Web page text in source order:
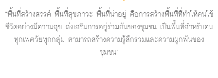
“พื้นที่สร้างสรรค์ พื้นที่สุขภาวะ พื้นที่น่าอยู่ คือการสร้างพื้นที่ที่ทำให้คนใช้
ชีวิตอย่างมีความสุข ส่งเสริมการอยู่ร่วมกันของชุมชน เป็นพื้นที่สำหรับคน
ทุกเพศวัยทุกกลุ่ม สามารถสร้างความรู้สึกร่วมและความผูกพันของ
ชุมชน”